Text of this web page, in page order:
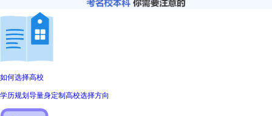
如何选择高校
学历规划导量身定制高校选择方向